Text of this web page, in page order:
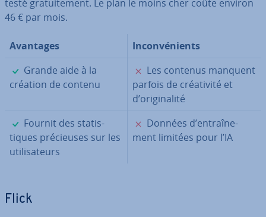
testé gra­tui­te­ment. Le plan le moins cher coûte environ
46 € par mois.
Avantages
In­con­vé­nients
✓
Grande aide à la
création de contenu
✗
Les contenus manquent
parfois de créa­ti­vité et
d’ori­gi­na­lité
✓
Fournit des sta­tis­
tiques pré­cieuses sur les
uti­li­sa­teurs
✗
Données d’en­traî­ne­
ment limitées pour l’IA
Flick